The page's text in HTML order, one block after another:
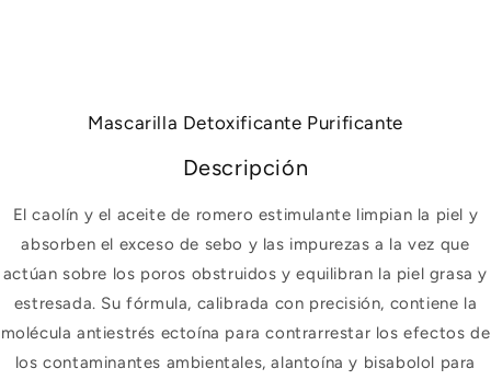
Mascarilla Detoxificante Purificante
Descripción
El caolín y el aceite de romero estimulante limpian la piel y
absorben el exceso de sebo y las impurezas a la vez que
actúan sobre los poros obstruidos y equilibran la piel grasa y
estresada. Su fórmula, calibrada con precisión, contiene la
molécula antiestrés ectoína para contrarrestar los efectos de
los contaminantes ambientales, alantoína y bisabolol para